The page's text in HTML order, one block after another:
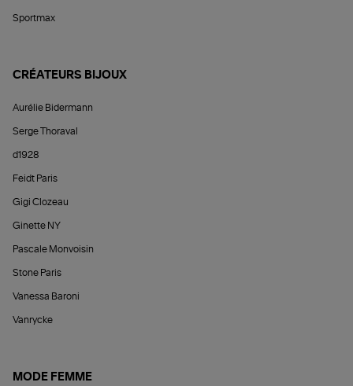
Sportmax
CRÉATEURS BIJOUX
Aurélie Bidermann
Serge Thoraval
d1928
Feidt Paris
Gigi Clozeau
Ginette NY
Pascale Monvoisin
Stone Paris
Vanessa Baroni
Vanrycke
MODE FEMME